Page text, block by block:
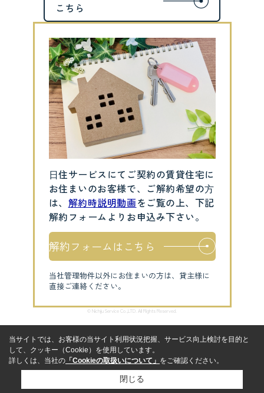
⽇住サービスにてご契約の賃貸住宅に
お住まいのお客様で、ご解約希望の⽅
は、 解約時説明動画をご覧の上、下記
解約フォームよりお申込み下さい。
解約フォームはこちら
当社管理物件以外にお住まいの方は、貸主様に
直接ご連絡ください。
© Nichiju Service Co.,LTD. All Rights Reserved.
当サイトでは、お客様の当サイト利用状況把握、サービス向上検討を目的と
して、クッキー（Cookie）を使用しています。
詳しくは、当社の 「Cookieの取扱いについて」 をご確認ください。
閉じる